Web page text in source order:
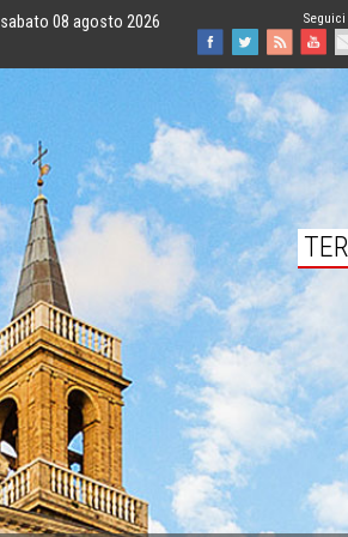
sabato 08 agosto 2026
Facebook
Twitter
Feed